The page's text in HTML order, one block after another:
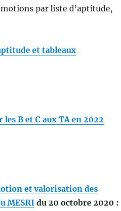
par liste d’aptitude,
et tableaux
B et C aux TA en 2022
et valorisation des
MESRI du 20 octobre 2020 :